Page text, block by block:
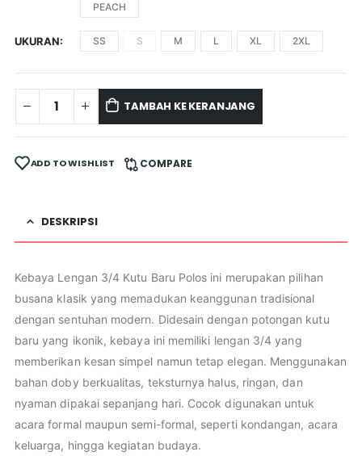
PEACH
UKURAN SS S M L XL 2XL
TAMBAH KE KERANJANG
ADD TO WISHLIST COMPARE
DESKRIPSI
Kebaya Lengan 3/4 Kutu Baru Polos ini merupakan pilihan
busana klasik yang memadukan keanggunan tradisional
dengan sentuhan modern. Didesain dengan potongan kutu
baru yang ikonik, kebaya ini memiliki lengan 3/4 yang
memberikan kesan simpel namun tetap elegan. Menggunakan
bahan doby berkualitas, teksturnya halus, ringan, dan
nyaman dipakai sepanjang hari. Cocok digunakan untuk
acara formal maupun semi-formal, seperti kondangan, acara
keluarga, hingga kegiatan budaya.